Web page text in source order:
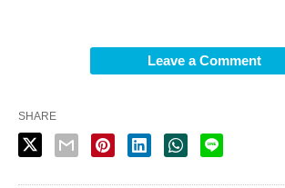
Leave a Comment
SHARE